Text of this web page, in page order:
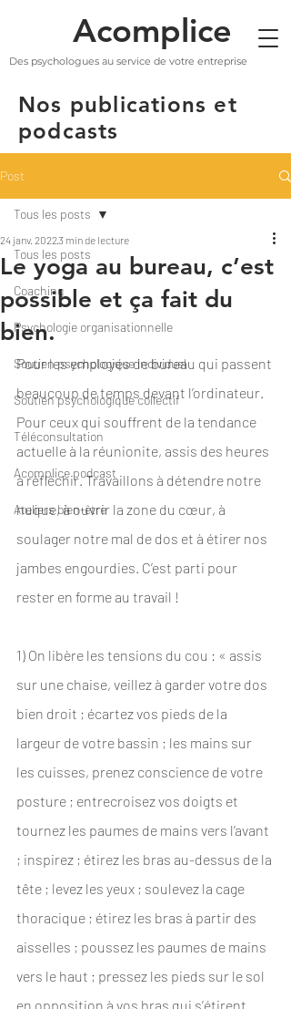
Acomplice
Des psychologues au service de votre entreprise
Nos publications et
podcasts
Post
Tous les posts
Coaching
Psychologie organisationnelle
Soutien psychologique individuel
Soutien psychologique collectif
Téléconsultation
Acomplice podcast
Ateliers bien-être
Tous les posts
Le yoga au bureau, c’est
possible et ça fait du
bien.
24 janv. 20223 min de lecture
Pour les employés de bureau qui passent
beaucoup de temps devant l’ordinateur.
Pour ceux qui souffrent de la tendance
actuelle à la réunionite, assis des heures
à réfléchir. Travaillons à détendre notre
nuque, à ouvrir la zone du cœur, à
soulager notre mal de dos et à étirer nos
jambes engourdies. C’est parti pour
rester en forme au travail !
1) On libère les tensions du cou : « assis
sur une chaise, veillez à garder votre dos
bien droit ; écartez vos pieds de la
largeur de votre bassin ; les mains sur
les cuisses, prenez conscience de votre
posture ; entrecroisez vos doigts et
tournez les paumes de mains vers l’avant
; inspirez ; étirez les bras au-dessus de la
tête ; levez les yeux ; soulevez la cage
thoracique ; étirez les bras à partir des
aisselles ; poussez les paumes de mains
vers le haut ; pressez les pieds sur le sol
en opposition à vos bras qui s’étirent